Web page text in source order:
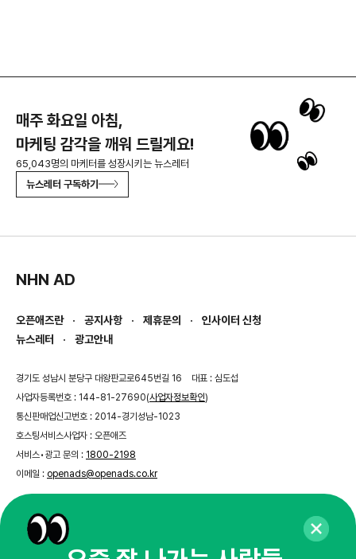
매주 화요일 아침,
마케팅 감각을 깨워 드릴게요!
65,043명의 마케터를 성장시키는 뉴스레터
뉴스레터 구독하기
NHN AD
오픈애즈란 공지사항 제휴문의
인사이터 신청
뉴스레터
광고안내
경기도 성남시 분당구 대왕판교로645번길 16
대표 : 심도섭
사업자등록번호 : 144-81-27690(사업자정보확인)
통신판매업신고번호 : 2014-경기성남-1023
호스팅서비스사업자 : 오픈애즈
서비스•광고 문의 : 1800-2198
이메일 : openads@openads.co.kr
이용약관개인정보처리방침
threadkakaotalk